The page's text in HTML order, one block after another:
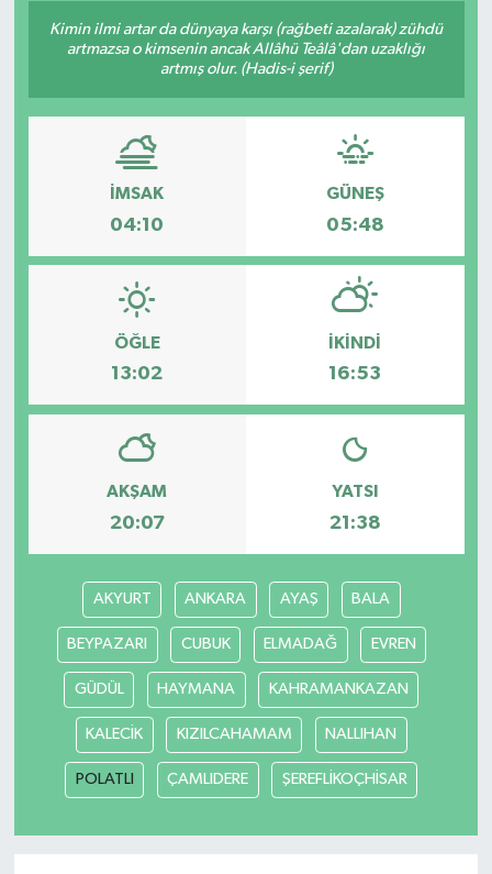
Kimin ilmi artar da dünyaya karşı (rağbeti azalarak) zühdü
artmazsa o kimsenin ancak Allâhü Teâlâ'dan uzaklığı
artmış olur. (Hadis-i şerif)
İMSAK
04:10
GÜNEŞ
05:48
ÖĞLE
13:02
İKINDI
16:53
AKŞAM
20:07
YATSI
21:38
AKYURT ANKARA AYAŞ BALA
BEYPAZARI CUBUK ELMADAĞ EVREN
GÜDÜL HAYMANA KAHRAMANKAZAN
KALECİK KIZILCAHAMAM NALLIHAN
POLATLI ÇAMLIDERE ŞEREFLİKOÇHİSAR